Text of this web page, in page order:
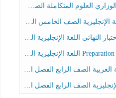
الصف الخامس عام الفصل الثالث
الإنجليزية الصف الرابع الفصل الثالث
الصف الرابع الفصل الثالث
الصف الرابع الفصل الثالث